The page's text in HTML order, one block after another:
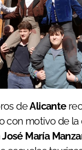
deAlicante
con motivo de
María